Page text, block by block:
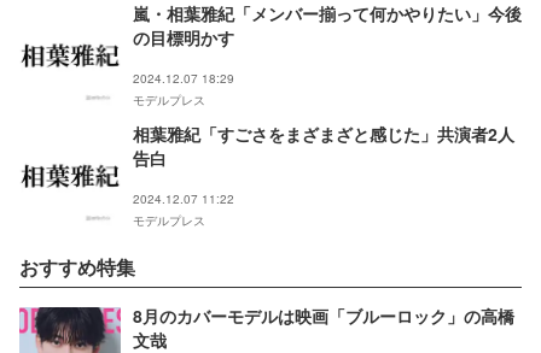
嵐・相葉雅紀「メンバー揃って何かやりたい」今後
の目標明かす
2024.12.07 18:29
モデルプレス
相葉雅紀「すごさをまざまざと感じた」共演者2人
告白
2024.12.07 11:22
モデルプレス
おすすめ特集
8月のカバーモデルは映画「ブルーロック」の高橋
文哉